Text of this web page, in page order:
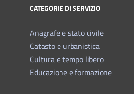
CATEGORIE DI SERVIZIO
Anagrafe e stato civile
Catasto e urbanistica
Cultura e tempo libero
Educazione e formazione